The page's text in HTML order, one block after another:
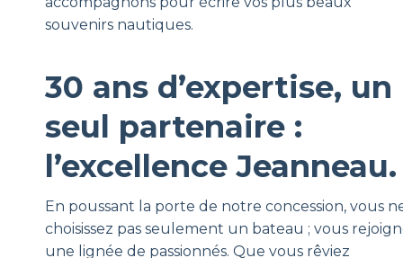
souvenirs nautiques.
30 ans d’expertise, un
seul partenaire :
l’excellence Jeanneau.
En poussant la porte de notre concession, vous
choisissez pas seulement un bateau ; vous
une lignée de passionnés. Que vous rêviez